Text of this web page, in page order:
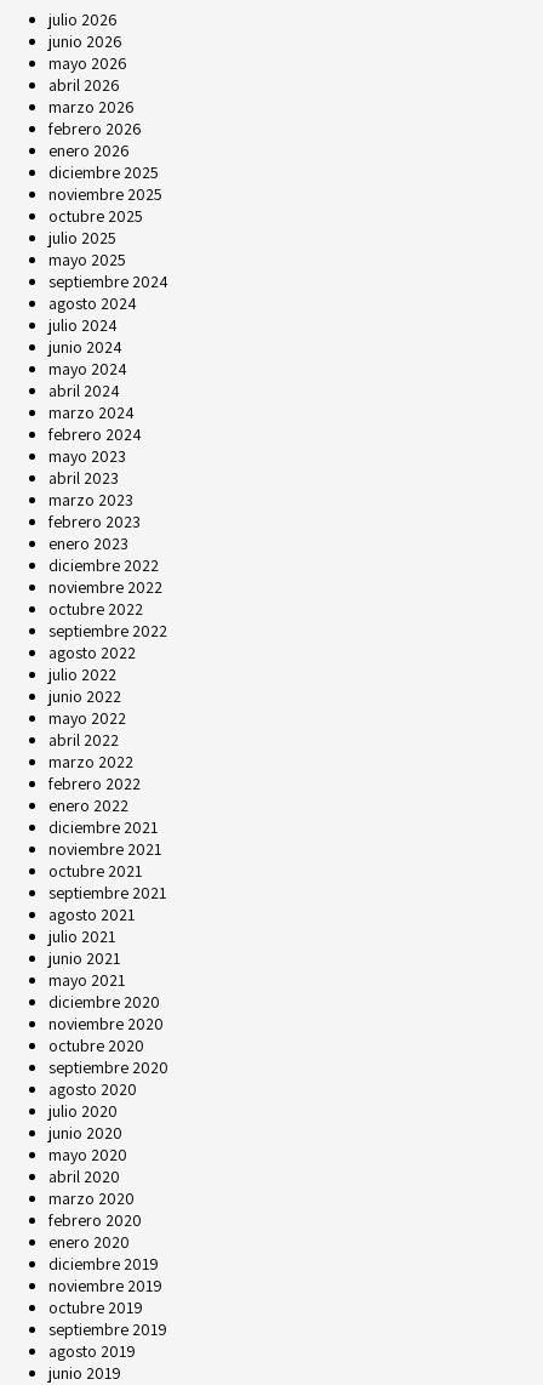
julio 2026
junio 2026
mayo 2026
abril 2026
marzo 2026
febrero 2026
enero 2026
diciembre 2025
noviembre 2025
octubre 2025
julio 2025
mayo 2025
septiembre 2024
agosto 2024
julio 2024
junio 2024
mayo 2024
abril 2024
marzo 2024
febrero 2024
mayo 2023
abril 2023
marzo 2023
febrero 2023
enero 2023
diciembre 2022
noviembre 2022
octubre 2022
septiembre 2022
agosto 2022
julio 2022
junio 2022
mayo 2022
abril 2022
marzo 2022
febrero 2022
enero 2022
diciembre 2021
noviembre 2021
octubre 2021
septiembre 2021
agosto 2021
julio 2021
junio 2021
mayo 2021
diciembre 2020
noviembre 2020
octubre 2020
septiembre 2020
agosto 2020
julio 2020
junio 2020
mayo 2020
abril 2020
marzo 2020
febrero 2020
enero 2020
diciembre 2019
noviembre 2019
octubre 2019
septiembre 2019
agosto 2019
junio 2019